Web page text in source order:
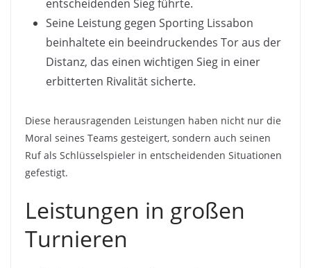
entscheidenden Sieg führte.
Seine Leistung gegen Sporting Lissabon
beinhaltete ein beeindruckendes Tor aus der
Distanz, das einen wichtigen Sieg in einer
erbitterten Rivalität sicherte.
Diese herausragenden Leistungen haben nicht nur die
Moral seines Teams gesteigert, sondern auch seinen
Ruf als Schlüsselspieler in entscheidenden Situationen
gefestigt.
Leistungen in großen
Turnieren